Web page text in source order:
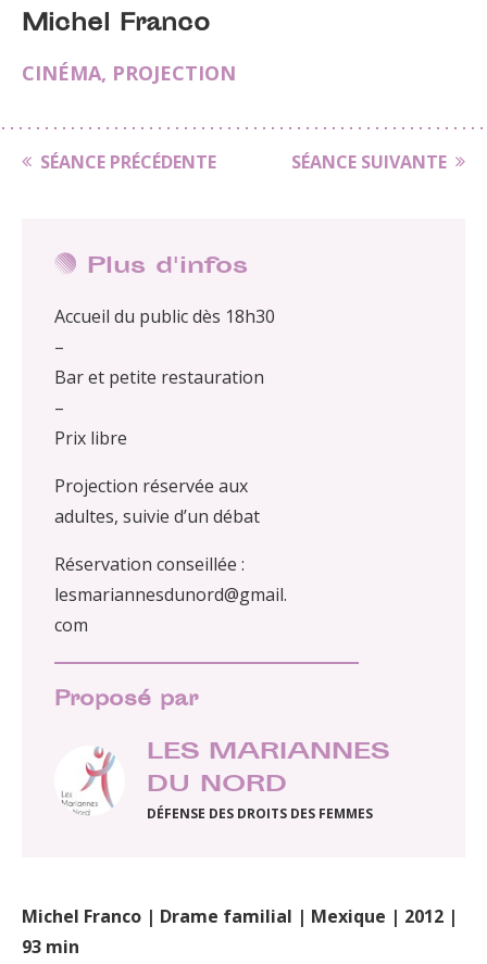
Michel Franco
CINÉMA, PROJECTION
SÉANCE PRÉCÉDENTE SÉANCE SUIVANTE
Plus d'infos
Accueil du public dès 18h30
–
Bar et petite restauration
–
Prix libre
Projection réservée aux
adultes, suivie d’un débat
Réservation conseillée :
lesmariannesdunord@gmail.
com
Proposé par
LES MARIANNES
DU NORD
DÉFENSE DES DROITS DES FEMMES
Michel Franco | Drame familial | Mexique | 2012 |
93 min